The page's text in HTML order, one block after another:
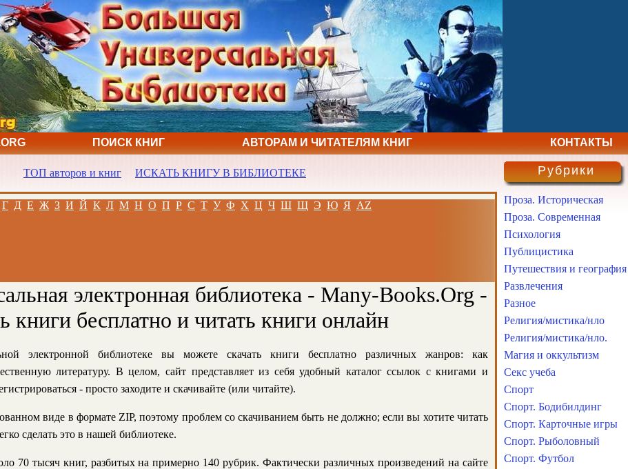
ПОИСК КНИГ АВТОРАМ И ЧИТАТЕЛЯМ КНИГ КОНТАКТЫ
ТОП авторов и книг ИСКАТЬ КНИГУ В БИБЛИОТЕКЕ
Г Д Е Ж З И Й К Л М Н О П Р С Т У Ф Х Ц Ч Ш Щ Э Ю Я AZ
электронная библиотека - Many-Books.Org -
книги бесплатно и читать книги онлайн
электронной библиотеке вы можете скачать книги бесплатно различных жанров: как
литературу. В целом, сайт представляет из себя удобный каталог ссылок с книгами и
- просто заходите и скачивайте (или читайте).
виде в формате ZIP, поэтому проблем со скачиванием быть не должно; если вы хотите читать
сделать это в нашей библиотеке.
70 тысяч книг, разбитых на примерно 140 рубрик. Фактически различных произведений на сайте
Рубрики
Проза. Историческая
Проза. Современная
Психология
Публицистика
Путешествия и география
Развлечения
Разное
Религия/мистика/нло
Религия/мистика/нло.
Магия и оккультизм
Секс учеба
Спорт
Спорт. Бодибилдинг
Спорт. Карточные игры
Спорт. Рыболовный
Спорт. Футбол